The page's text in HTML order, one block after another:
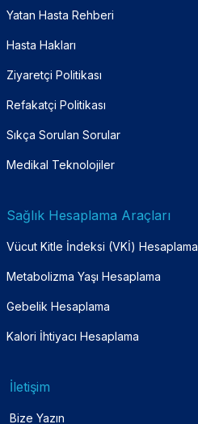
Yatan Hasta Rehberi
Hasta Hakları
Ziyaretçi Politikası
Refakatçi Politikası
Sıkça Sorulan Sorular
Medikal Teknolojiler
Sağlık Hesaplama Araçları
Vücut Kitle İndeksi (VKİ) Hesaplama
Metabolizma Yaşı Hesaplama
Gebelik Hesaplama
Kalori İhtiyacı Hesaplama
İletişim
Bize Yazın